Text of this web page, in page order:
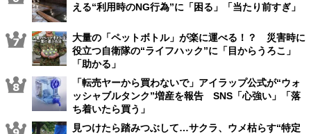
える“利用時のNG行為”に「困る」「当たり前すぎ」
大量の「ペットボトル」が楽に運べる！？ 災害時に
役立つ自衛隊の“ライフハック”に「目からうろこ」
「助かる」
「転売ヤーから買わないで」アイラップ公式が“ウォ
ッシャブルタンク”増産を報告 SNS「心強い」「落
ち着いたら買う」
見つけたら踏みつぶして…サクラ、ウメ枯らす“特定